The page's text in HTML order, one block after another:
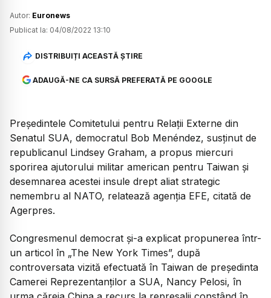
Autor: Euronews
Publicat la: 04/08/2022 13:10
DISTRIBUIȚI ACEASTĂ ȘTIRE
ADAUGĂ-NE CA SURSĂ PREFERATĂ PE GOOGLE
Preşedintele Comitetului pentru Relaţii Externe din
Senatul SUA, democratul Bob Menéndez, susţinut de
republicanul Lindsey Graham, a propus miercuri
sporirea ajutorului militar american pentru Taiwan şi
desemnarea acestei insule drept aliat strategic
nemembru al NATO, relatează agenţia EFE, citată de
Agerpres.
Congresmenul democrat şi-a explicat propunerea într-
un articol în „The New York Times”, după
controversata vizită efectuată în Taiwan de preşedinta
Camerei Reprezentanţilor a SUA, Nancy Pelosi, în